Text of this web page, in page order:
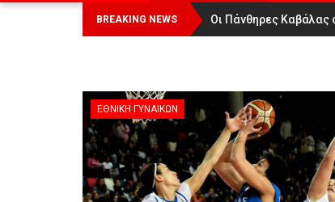
BREAKING NEWS Οι Πάνθηρες Καβάλας
Αναχώρησε για τα
ΕΘΝΙΚΉ ΓΥΝΑΙΚΏΝ